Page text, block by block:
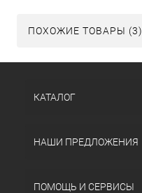
ПОХОЖИЕ ТОВАРЫ (3)
КАТАЛОГ
НАШИ ПРЕДЛОЖЕНИЯ
ПОМОЩЬ И СЕРВИСЫ